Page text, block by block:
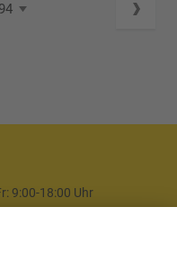
9:00-18:00 Uhr